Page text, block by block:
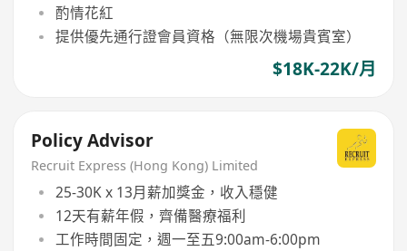
酌情花紅
提供優先通行證會員資格（無限次機場貴賓室）
$18K-22K/月
Policy Advisor
Recruit Express (Hong Kong) Limited
25-30K x 13月薪加獎金，收入穩健
12天有薪年假，齊備醫療福利
工作時間固定，週一至五9:00am-6:00pm